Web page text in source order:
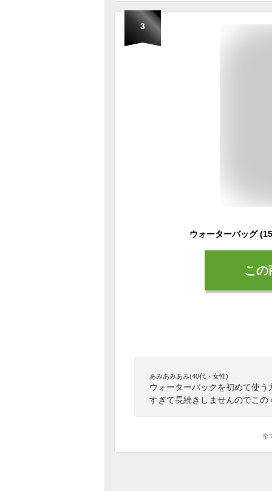
3
こ
あみあみあみ(40代・女性)
ウォーターバックを初めて使
すぎて長続きしませんのでこ
全